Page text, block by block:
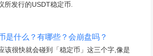
所发行的USDT稳定币.
是什么？有哪些？会崩盘吗？
该很快就会碰到「稳定币」这三个字,像是